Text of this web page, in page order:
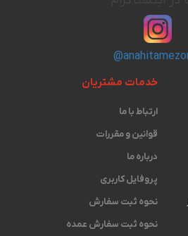
خدمات مشتریان
ارتباط با ما
قوانین و مقررات
درباره ما
پروفایل کاربری
نحوه ثبت سفارش
نحوه ثبت سفارش عمده